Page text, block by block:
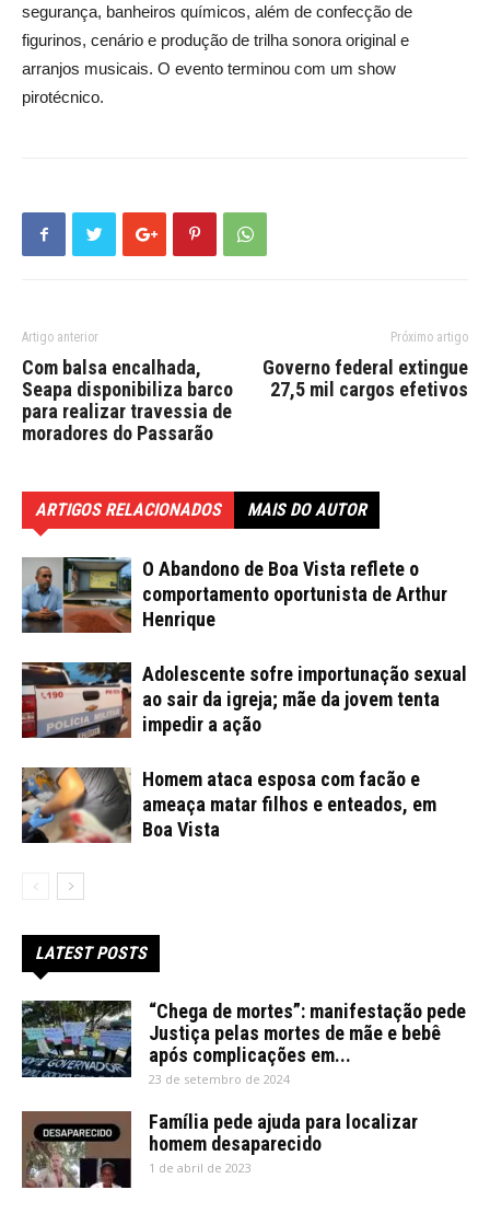
segurança, banheiros químicos, além de confecção de
figurinos, cenário e produção de trilha sonora original e
arranjos musicais. O evento terminou com um show
pirotécnico.
Artigo anterior
Com balsa encalhada,
Seapa disponibiliza barco
para realizar travessia de
moradores do Passarão
Próximo artigo
Governo federal extingue
27,5 mil cargos efetivos
ARTIGOS RELACIONADOS MAIS DO AUTOR
O Abandono de Boa Vista reflete o
comportamento oportunista de Arthur
Henrique
Adolescente sofre importunação sexual
ao sair da igreja; mãe da jovem tenta
impedir a ação
Homem ataca esposa com facão e
ameaça matar filhos e enteados, em
Boa Vista
LATEST POSTS
“Chega de mortes”: manifestação pede
Justiça pelas mortes de mãe e bebê
após complicações em...
23 de setembro de 2024
Família pede ajuda para localizar
homem desaparecido
1 de abril de 2023